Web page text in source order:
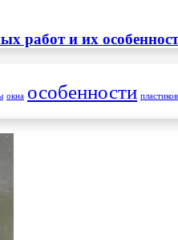
работ и их
окна особенности